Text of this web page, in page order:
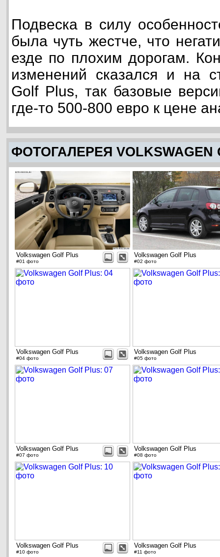
Подвеска в силу
была чуть жестче, что
езде по плохим дорогам.
изменений сказался и на
Golf Plus, так базовые
где-то 500-800 евро к цене
ФОТОГАЛЕРЕЯ VOLKSWAGEN
Volkswagen Golf Plus
#01 фото
Volkswagen Golf Plus
#02 фото
Volkswagen Golf Plus
#04 фото
Volkswagen Golf Plus
#05 фото
Volkswagen Golf Plus
#07 фото
Volkswagen Golf Plus
#08 фото
Volkswagen Golf Plus
#10 фото
Volkswagen Golf Plus
#11 фото